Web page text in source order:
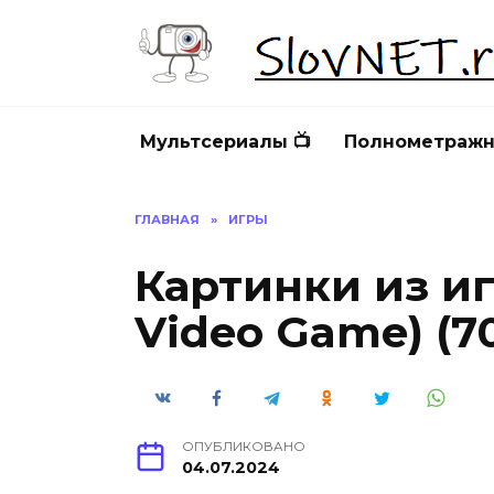
Мультсериалы 📺
ГЛАВНАЯ » ИГРЫ
Картинки из
Video Game)
ОПУБЛИКОВАНО
04.07.2024